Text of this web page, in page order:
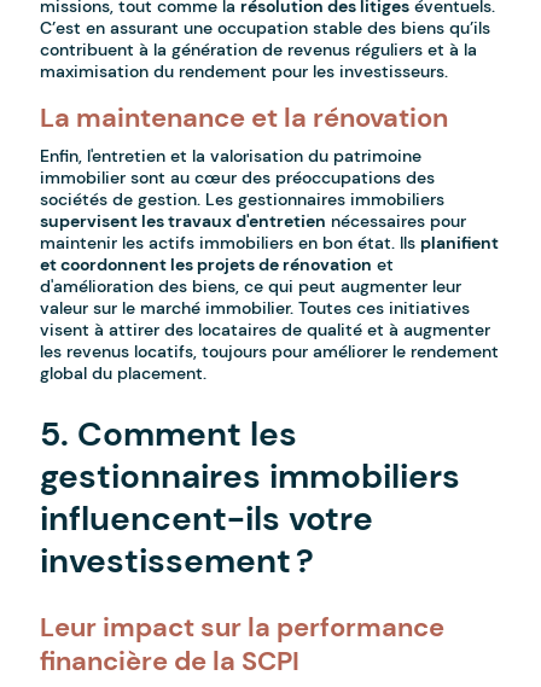
missions, tout comme larésolution des litiges éventuels.
C’est en assurant une occupation stable des biens qu’ils
contribuent à la génération de revenus réguliers et à la
maximisation du rendement pour les investisseurs.
La maintenance et la rénovation
Enfin, l'entretien et la valorisation du patrimoine
immobilier sont au cœur des préoccupations des
sociétés de gestion. Les gestionnaires immobiliers
supervisent les travaux d'entretien nécessaires pour
maintenir les actifs immobiliers en bon état. Ilsplanifient
et coordonnent les projets de rénovation et
d'amélioration des biens, ce qui peut augmenter leur
valeur sur le marché immobilier. Toutes ces initiatives
visent à attirer des locataires de qualité et à augmenter
les revenus locatifs, toujours pour améliorer le rendement
global du placement.
5. Comment les
gestionnaires immobiliers
influencent-ils votre
investissement ?
Leur impact sur la performance
financière de la SCPI